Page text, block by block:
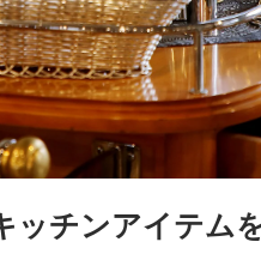
ッチンアイテム